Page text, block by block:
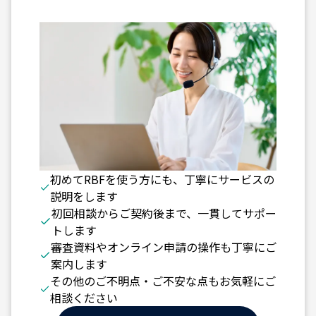
初めてRBFを使う方にも、丁寧にサービスの
説明をします
初回相談からご契約後まで、一貫してサポー
トします
審査資料やオンライン申請の操作も丁寧にご
案内します
その他のご不明点・ご不安な点もお気軽にご
相談ください